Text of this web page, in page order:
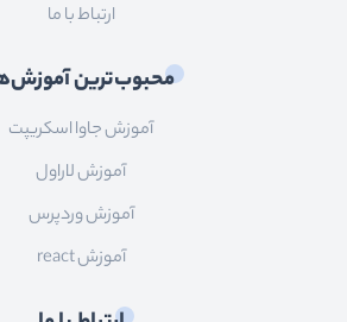
ارتباط با ما
محبوب‌ترین
آموزش جاوا اسکریپت
آموزش لاراول
آموزش وردپرس
آموزش react